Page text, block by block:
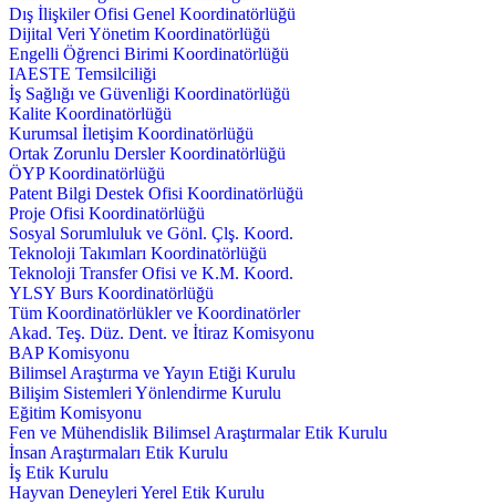
Dış İlişkiler Ofisi Genel Koordinatörlüğü
Dijital Veri Yönetim Koordinatörlüğü
Engelli Öğrenci Birimi Koordinatörlüğü
IAESTE Temsilciliği
İş Sağlığı ve Güvenliği Koordinatörlüğü
Kalite Koordinatörlüğü
Kurumsal İletişim Koordinatörlüğü
Ortak Zorunlu Dersler Koordinatörlüğü
ÖYP Koordinatörlüğü
Patent Bilgi Destek Ofisi Koordinatörlüğü
Proje Ofisi Koordinatörlüğü
Sosyal Sorumluluk ve Gönl. Çlş. Koord.
Teknoloji Takımları Koordinatörlüğü
Teknoloji Transfer Ofisi ve K.M. Koord.
YLSY Burs Koordinatörlüğü
Tüm Koordinatörlükler ve Koordinatörler
Akad. Teş. Düz. Dent. ve İtiraz Komisyonu
BAP Komisyonu
Bilimsel Araştırma ve Yayın Etiği Kurulu
Bilişim Sistemleri Yönlendirme Kurulu
Eğitim Komisyonu
Fen ve Mühendislik Bilimsel Araştırmalar Etik Kurulu
İnsan Araştırmaları Etik Kurulu
İş Etik Kurulu
Hayvan Deneyleri Yerel Etik Kurulu